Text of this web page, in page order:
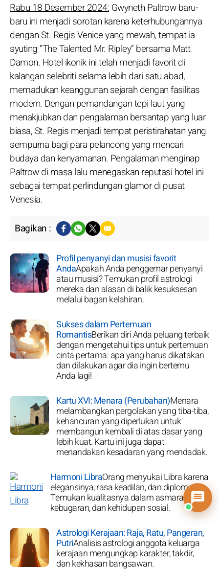
Rabu 18 Desember 2024: Gwyneth Paltrow baru-
baru ini menjadi sorotan karena keterhubungannya
dengan St. Regis Venice yang mewah, tempat ia
syuting “The Talented Mr. Ripley” bersama Matt
Damon. Hotel ikonik ini telah menjadi favorit di
kalangan selebriti selama lebih dari satu abad,
memadukan keanggunan sejarah dengan fasilitas
modern. Dengan pemandangan tepi laut yang
menakjubkan dan pengalaman bersantap yang luar
biasa, St. Regis menjadi tempat peristirahatan yang
sempurna bagi para pelancong yang mencari
budaya dan kenyamanan. Pengalaman menginap
Paltrow di masa lalu menegaskan reputasi hotel ini
sebagai tempat perlindungan glamor di pusat
Venesia.
Bagikan :
Profil penyanyi dan musisi favorit
AndaApakah Anda penggemar penyanyi
atau musisi? Temukan profil astrologi
mereka dan alasan di balik kesuksesan
melalui bagan kelahiran.
Sukses dalam Pertemuan
RomantisBerikan diri Anda peluang terbaik
dengan mengetahui tips untuk pertemuan
cinta pertama: apa yang harus dikatakan
dan dilakukan agar dia ingin bertemu
Anda lagi!
Kartu XVI: Menara (Perubahan)Menara
melambangkan pergolakan yang tiba-tiba,
kehancuran yang diperlukan untuk
membangun kembali di atas dasar yang
lebih kuat. Kartu ini juga dapat
menandakan kesadaran yang mendadak.
Harmoni LibraOrang menyukai Libra karena
elegansinya, rasa keadilan, dan diplomasi.
Temukan kualitasnya dalam asmara,
kebugaran, dan kehidupan sosial.
Astrologi Kerajaan: Raja, Ratu, Pangeran,
PutriAnalisis astrologi anggota keluarga
kerajaan mengungkap karakter, takdir,
dan kekhasan bangsawan.